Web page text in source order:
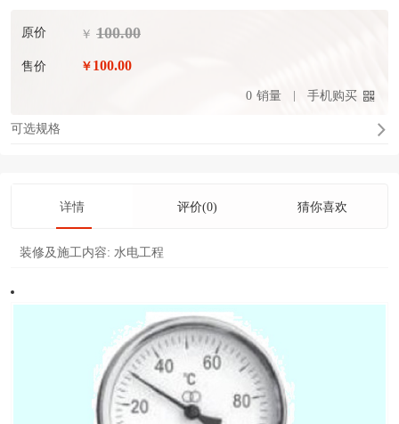
原价 ￥ 100.00
售价 ￥ 100.00
0 销量 手机购买
可选规格
详情 评价(0) 猜你喜欢
装修及施工内容: 水电工程